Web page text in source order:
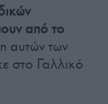
από το
αυτών των
στο Γαλλικό